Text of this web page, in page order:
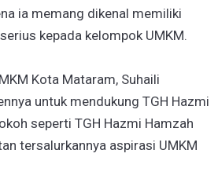
ia memang dikenal memiliki
kepada kelompok UMKM.
Kota Mataram, Suhaili
untuk mendukung TGH Hazmi
seperti TGH Hazmi Hamzah
tersalurkannya aspirasi UMKM